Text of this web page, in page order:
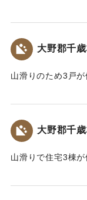
｜固有コード:
大野郡千
山滑りのため3戸が
｜固有コード:
大野郡千
山滑りで住宅3棟が